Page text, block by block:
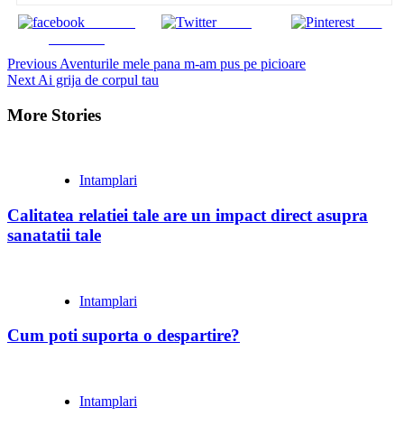
Tweet Save
Continue
Reading
Previous Aventurile mele pana m-am pus pe picioare
Next Ai grija de corpul tau
More Stories
Intamplari
Calitatea relatiei tale are un impact direct asupra
sanatatii tale
Intamplari
Cum poti suporta o despartire?
Intamplari